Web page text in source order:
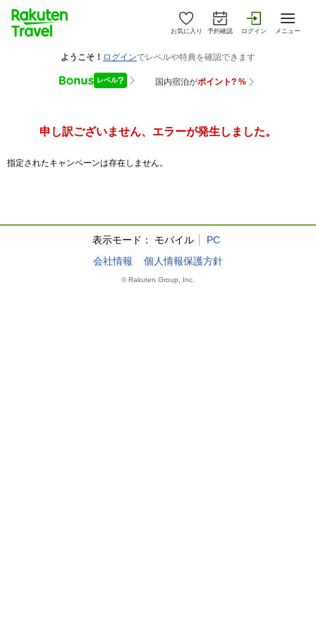
お気に入り 予約確認 ログイン メニュー
申し訳ございません、エラーが発生しました。
指定されたキャンペーンは存在しません。
表示モード： モバイル
PC
会社情報
個人情報保護方針
© Rakuten Group, Inc.